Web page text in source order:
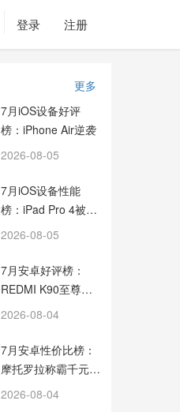
登录 注册
更多
7月iOS设备好评
榜：iPhone Air逆袭
2026-08-05
7月iOS设备性能
榜：iPad Pro 4被踢
出局
2026-08-05
7月安卓好评榜：
REDMI K90至尊版
新机即夺冠 OPPO占
2026-08-04
7月安卓性价比榜：
摩托罗拉称霸千元档
旗舰芯片全面下放
2026-08-04